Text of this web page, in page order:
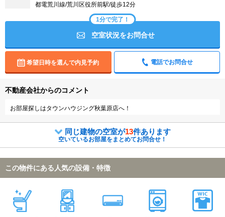
都電荒川線/荒川区役所前駅/徒歩12分
1分で完了！
空室状況をお問合せ
希望日時を選んで内見予約 電話でお問合せ
不動産会社からのコメント
お部屋探しはタウンハウジング秋葉原店へ！
同じ建物の空室が13件あります
空いているお部屋をまとめてお問合せ！
この物件にある人気の設備・特徴